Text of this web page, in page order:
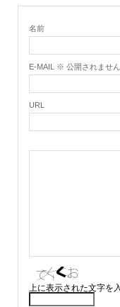
名前
E-MAIL ※ 公開されません
URL
上に表示された文字を